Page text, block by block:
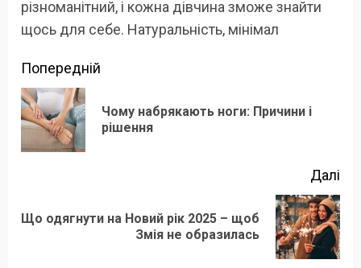
різноманітний, і кожна дівчина зможе знайти
щось для себе. Натуральність, мінімал
Продовжити
читання
Попередній
Чому набрякають ноги: Причини і
рішення
Далі
Наступний
Що одягнути на Новий рік 2025 – щоб
Змія не образилась